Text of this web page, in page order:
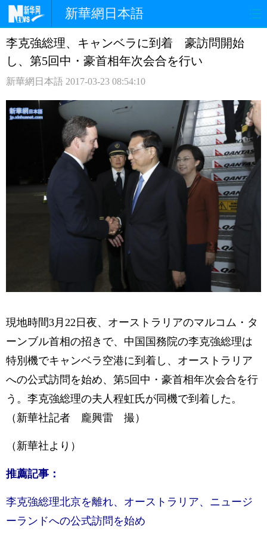
新華網日本語
ホームページ 政治 経済
観光 評論 写真
中日対訳
李克強総理、キャンベラに到着 豪訪問開始
し、第5回中・豪首相年次会合を行い
新華網日本語 2017-03-23 08:54:10
現地時間3月22日夜、オーストラリアのマルコム・タ
ーンブル首相の招きで、中国国務院の李克強総理は
特別機でキャンベラ空港に到着し、オーストラリア
への公式訪問を始め、第5回中・豪首相年次会合を行
う。李克強総理の夫人程虹氏が同機で到着した。
（新華社記者 龐興雷 撮）
（新華社より）
推薦記事：
李克強総理北京を離れ、オーストラリア、ニュージ
ーランドへの公式訪問を始め